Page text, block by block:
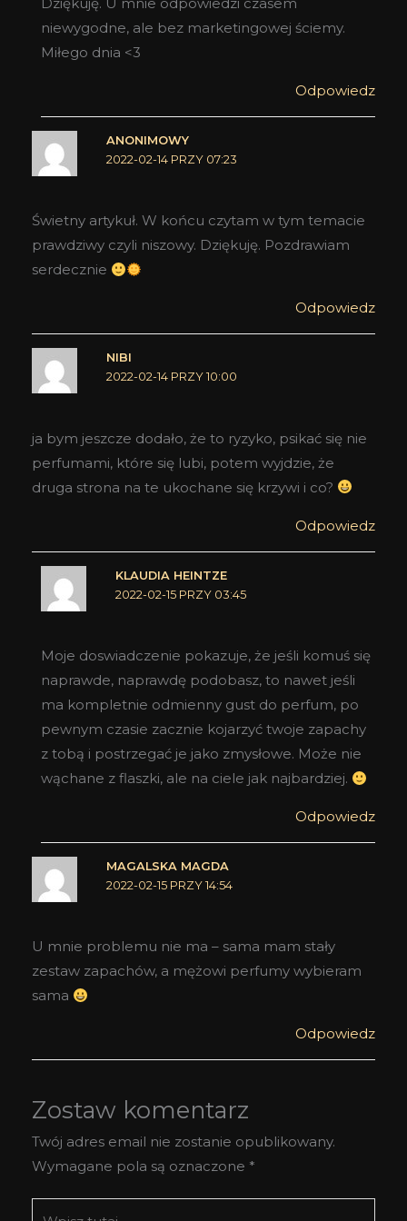
niewygodne, ale bez marketingowej ściemy.
Miłego dnia <3
Odpowiedz
ANONIMOWY
2022-02-14 PRZY 07:23
Świetny artykuł. W końcu czytam w tym temacie
prawdziwy czyli niszowy. Dziękuję. Pozdrawiam
serdecznie
Odpowiedz
NIBI
2022-02-14 PRZY 10:00
ja bym jeszcze dodało, że to ryzyko, psikać się nie
perfumami, które się lubi, potem wyjdzie, że
druga strona na te ukochane się krzywi i co?
Odpowiedz
KLAUDIA HEINTZE
2022-02-15 PRZY 03:45
Moje doswiadczenie pokazuje, że jeśli komuś się
naprawde, naprawdę podobasz, to nawet jeśli
ma kompletnie odmienny gust do perfum, po
pewnym czasie zacznie kojarzyć twoje zapachy
z tobą i postrzegać je jako zmysłowe. Może nie
wąchane z flaszki, ale na ciele jak najbardziej.
Odpowiedz
MAGALSKA MAGDA
2022-02-15 PRZY 14:54
U mnie problemu nie ma – sama mam stały
zestaw zapachów, a mężowi perfumy wybieram
sama
Odpowiedz
Zostaw komentarz
Twój adres email nie zostanie opublikowany.
Wymagane pola są oznaczone *